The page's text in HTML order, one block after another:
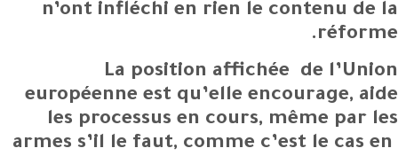
n’ont infléchi en rien le contenu de la
réforme.
La position affichée de l’Union
européenne est qu’elle encourage, aide
les processus en cours, même par les
armes s’il le faut, comme c’est le cas en